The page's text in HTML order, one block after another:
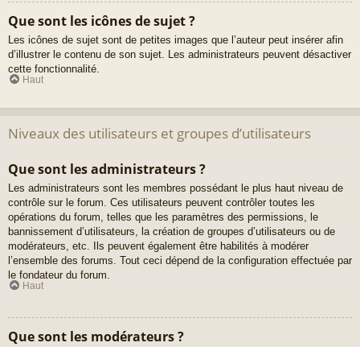
Que sont les icônes de sujet ?
Les icônes de sujet sont de petites images que l’auteur peut insérer afin
d’illustrer le contenu de son sujet. Les administrateurs peuvent désactiver
cette fonctionnalité.
Haut
Niveaux des utilisateurs et groupes d’utilisateurs
Que sont les administrateurs ?
Les administrateurs sont les membres possédant le plus haut niveau de
contrôle sur le forum. Ces utilisateurs peuvent contrôler toutes les
opérations du forum, telles que les paramètres des permissions, le
bannissement d’utilisateurs, la création de groupes d’utilisateurs ou de
modérateurs, etc. Ils peuvent également être habilités à modérer
l’ensemble des forums. Tout ceci dépend de la configuration effectuée par
le fondateur du forum.
Haut
Que sont les modérateurs ?